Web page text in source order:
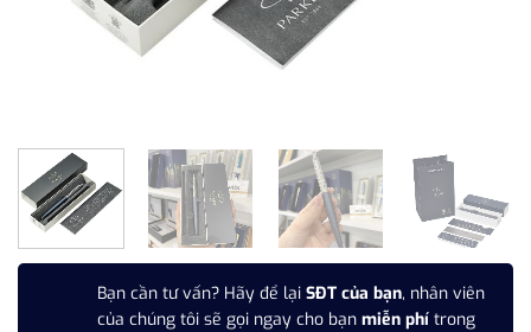
Bạn cần tư vấn? Hãy để lại SĐT của bạn, nhân viên
của chúng tôi sẽ gọi ngay cho bạn miễn phí trong